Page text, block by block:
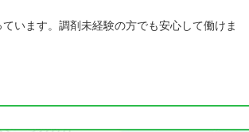
います。調剤未経験の方でも安心して働けま